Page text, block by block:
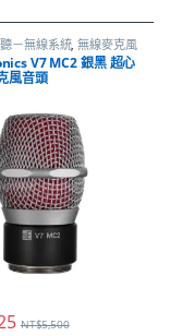
－無線系統,無線麥克風
V7 MC2 銀黑 超心
風音頭
NT$5,500